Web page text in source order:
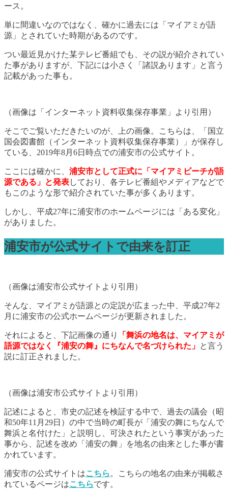
ース。
単に間違いなのではなく、確かに過去には「マイアミが語
源」とされていた時期があるのです。
つい最近見かけた某テレビ番組でも、その説が紹介されてい
た事がありますが、下記には小さく「諸説あります」と言う
記載があった事も。
（画像は「インターネット資料収集保存事業」より引用）
そこでご覧いただきたいのが、上の画像。こちらは、「国立
国会図書館（インターネット資料収集保存事業）」が保存し
ている、2019年8月6日時点での浦安市の公式サイト。
ここには確かに、 浦安市として正式に「マイアミビーチが語
源である」と発表しており、各テレビ番組やメディアなどで
もこのような形で紹介されていた事が多くあります。
しかし、平成27年に浦安市のホームページには「ある変化」
がありました。
浦安市が公式サイトで由来を訂正
（画像は浦安市公式サイトより引用）
そんな、マイアミが語源との定説が広まった中、平成27年2
月に浦安市の公式ホームページが更新されました。
それによると、下記画像の通り
「舞浜の地名は、マイアミが
語源ではなく『浦安の舞』にちなんで名づけられた」 と言う
説に訂正されました。
（画像は浦安市公式サイトより引用）
記述によると、市史の記述を検証する中で、過去の議会（昭
和50年11月29日）の中で当時の町長が「浦安の舞にちなんで
舞浜と名付けた」と説明し、可決されたという事実があった
事から、記述を改め「浦安の舞」を地名の由来とした事が書
かれています。
浦安市の公式サイトはこちら。こちらの地名の由来が掲載さ
れているページはこちらです。